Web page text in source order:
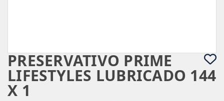
PRESERVATIVO PRIME
LIFESTYLES LUBRICADO 144
X 1